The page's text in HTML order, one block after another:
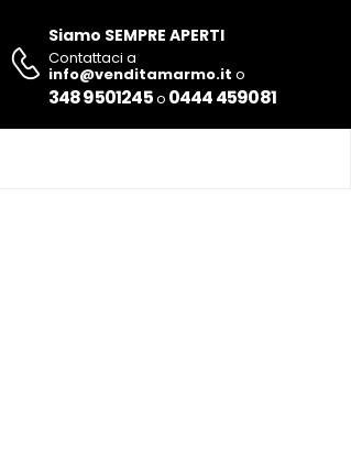
Siamo SEMPRE APERTI
Contattaci a
info@venditamarmo.it o
348 9501245o 0444 459081